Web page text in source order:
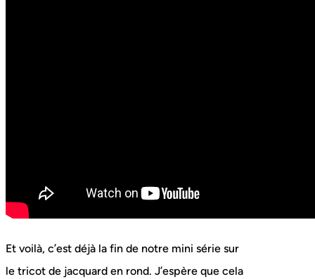
Et voilà, c’est déjà la fin de notre mini série sur
le tricot de jacquard en rond. J’espère que cela